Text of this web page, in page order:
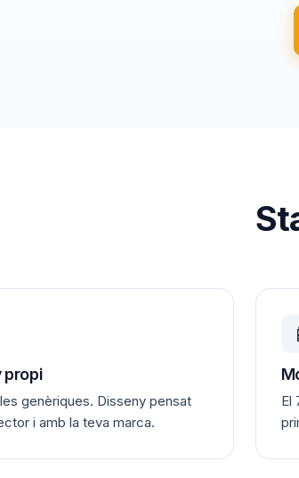
propi
genèriques. Disseny pensat
i amb la teva marca.
El